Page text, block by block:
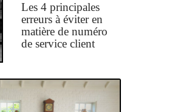
Les 4 principales
erreurs à éviter en
matière de numéro
de service client